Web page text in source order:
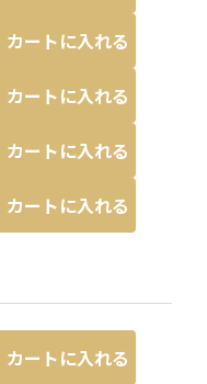
カートに入れる
カートに入れる
カートに入れる
カートに入れる
カートに入れる